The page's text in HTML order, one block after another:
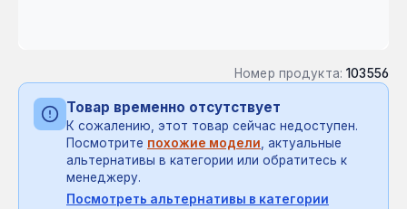
Номер продукта: 103556
Товар временно отсутствует
К сожалению, этот товар сейчас недоступен.
Посмотрите похожие модели, актуальные
альтернативы в категории или обратитесь к
менеджеру.
Посмотреть альтернативы в категории